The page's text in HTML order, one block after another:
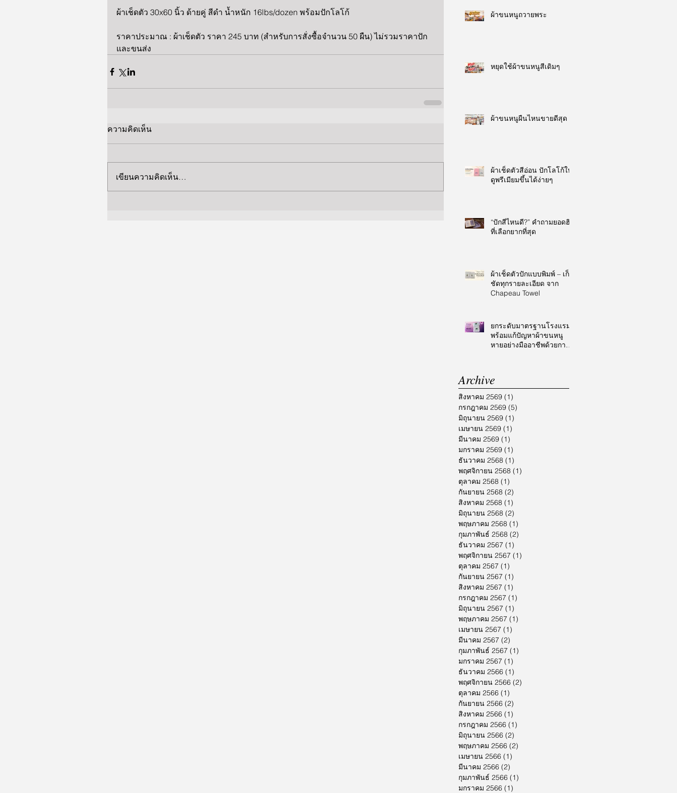
ผ้าเช็ดตัว 30x60 นิ้ว ด้ายคู่ สีดำ น้ำหนัก 16lbs/dozen พร้อมปักโลโก้
ราคาประมาณ : ผ้าเช็ดตัว ราคา 245 บาท (สำหรับการสั่งซื้อจำนวน 50 ผืน) ไม่รวมราคาปัก
และขนส่ง
ความคิดเห็น
เขียนความคิดเห็น…
ผ้าขนหนูถวายพระ
หยุดใช้ผ้าขนหนูสีเดิมๆ
ผ้าขนหนูผืนไหนขายดีสุด
ผ้าเช็ดตัวสีอ่อน ปักโลโก้ให้
ดูพรีเมียมขึ้นได้ง่ายๆ
“ปักสีไหนดี?” คำถามยอดฮิต
ที่เลือกยากที่สุด
ผ้าเช็ดตัวปักแบบพิมพ์ – เก็บ
ชัดทุกรายละเอียด จาก
Chapeau Towel
ยกระดับมาตรฐานโรงแรม
พร้อมแก้ปัญหาผ้าขนหนู
หายอย่างมืออาชีพด้วยการ
Archive
สิงหาคม 2569 (1)
กรกฎาคม 2569 (5)
มิถุนายน 2569 (1)
เมษายน 2569 (1)
มีนาคม 2569 (1)
มกราคม 2569 (1)
ธันวาคม 2568 (1)
พฤศจิกายน 2568 (1)
ตุลาคม 2568 (1)
กันยายน 2568 (2)
สิงหาคม 2568 (1)
มิถุนายน 2568 (2)
พฤษภาคม 2568 (1)
กุมภาพันธ์ 2568 (2)
ธันวาคม 2567 (1)
พฤศจิกายน 2567 (1)
ตุลาคม 2567 (1)
กันยายน 2567 (1)
สิงหาคม 2567 (1)
กรกฎาคม 2567 (1)
มิถุนายน 2567 (1)
พฤษภาคม 2567 (1)
เมษายน 2567 (1)
มีนาคม 2567 (2)
กุมภาพันธ์ 2567 (1)
มกราคม 2567 (1)
ธันวาคม 2566 (1)
พฤศจิกายน 2566 (2)
ตุลาคม 2566 (1)
กันยายน 2566 (2)
สิงหาคม 2566 (1)
กรกฎาคม 2566 (1)
มิถุนายน 2566 (2)
พฤษภาคม 2566 (2)
เมษายน 2566 (1)
มีนาคม 2566 (2)
กุมภาพันธ์ 2566 (1)
มกราคม 2566 (1)